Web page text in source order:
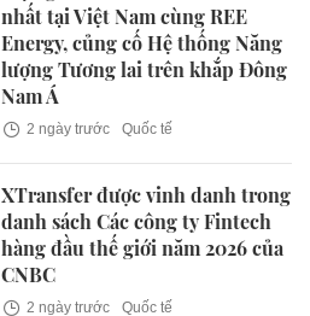
nhất tại Việt Nam cùng REE
Energy, củng cố Hệ thống Năng
lượng Tương lai trên khắp Đông
Nam Á
2 ngày trước Quốc tế
XTransfer được vinh danh trong
danh sách Các công ty Fintech
hàng đầu thế giới năm 2026 của
CNBC
2 ngày trước Quốc tế